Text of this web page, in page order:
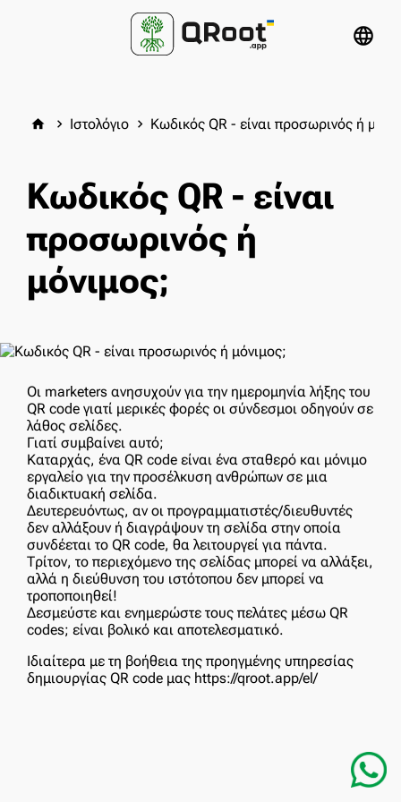
language
home keyboard_arrow_right Ιστολόγιο keyboard_arrow_right Κωδικός QR - είναι προσωρινός ή
Κωδικός QR - είναι
προσωρινός ή
μόνιμος;
Οι marketers ανησυχούν για την ημερομηνία λήξης του
QR code γιατί μερικές φορές οι σύνδεσμοι οδηγούν σε
λάθος σελίδες.
Γιατί συμβαίνει αυτό;
Καταρχάς, ένα QR code είναι ένα σταθερό και μόνιμο
εργαλείο για την προσέλκυση ανθρώπων σε μια
διαδικτυακή σελίδα.
Δευτερευόντως, αν οι προγραμματιστές/διευθυντές
δεν αλλάξουν ή διαγράψουν τη σελίδα στην οποία
συνδέεται το QR code, θα λειτουργεί για πάντα.
Τρίτον, το περιεχόμενο της σελίδας μπορεί να αλλάξει,
αλλά η διεύθυνση του ιστότοπου δεν μπορεί να
τροποποιηθεί!
Δεσμεύστε και ενημερώστε τους πελάτες μέσω QR
codes; είναι βολικό και αποτελεσματικό.
Ιδιαίτερα με τη βοήθεια της προηγμένης υπηρεσίας
δημιουργίας QR code μας https://qroot.app/el/